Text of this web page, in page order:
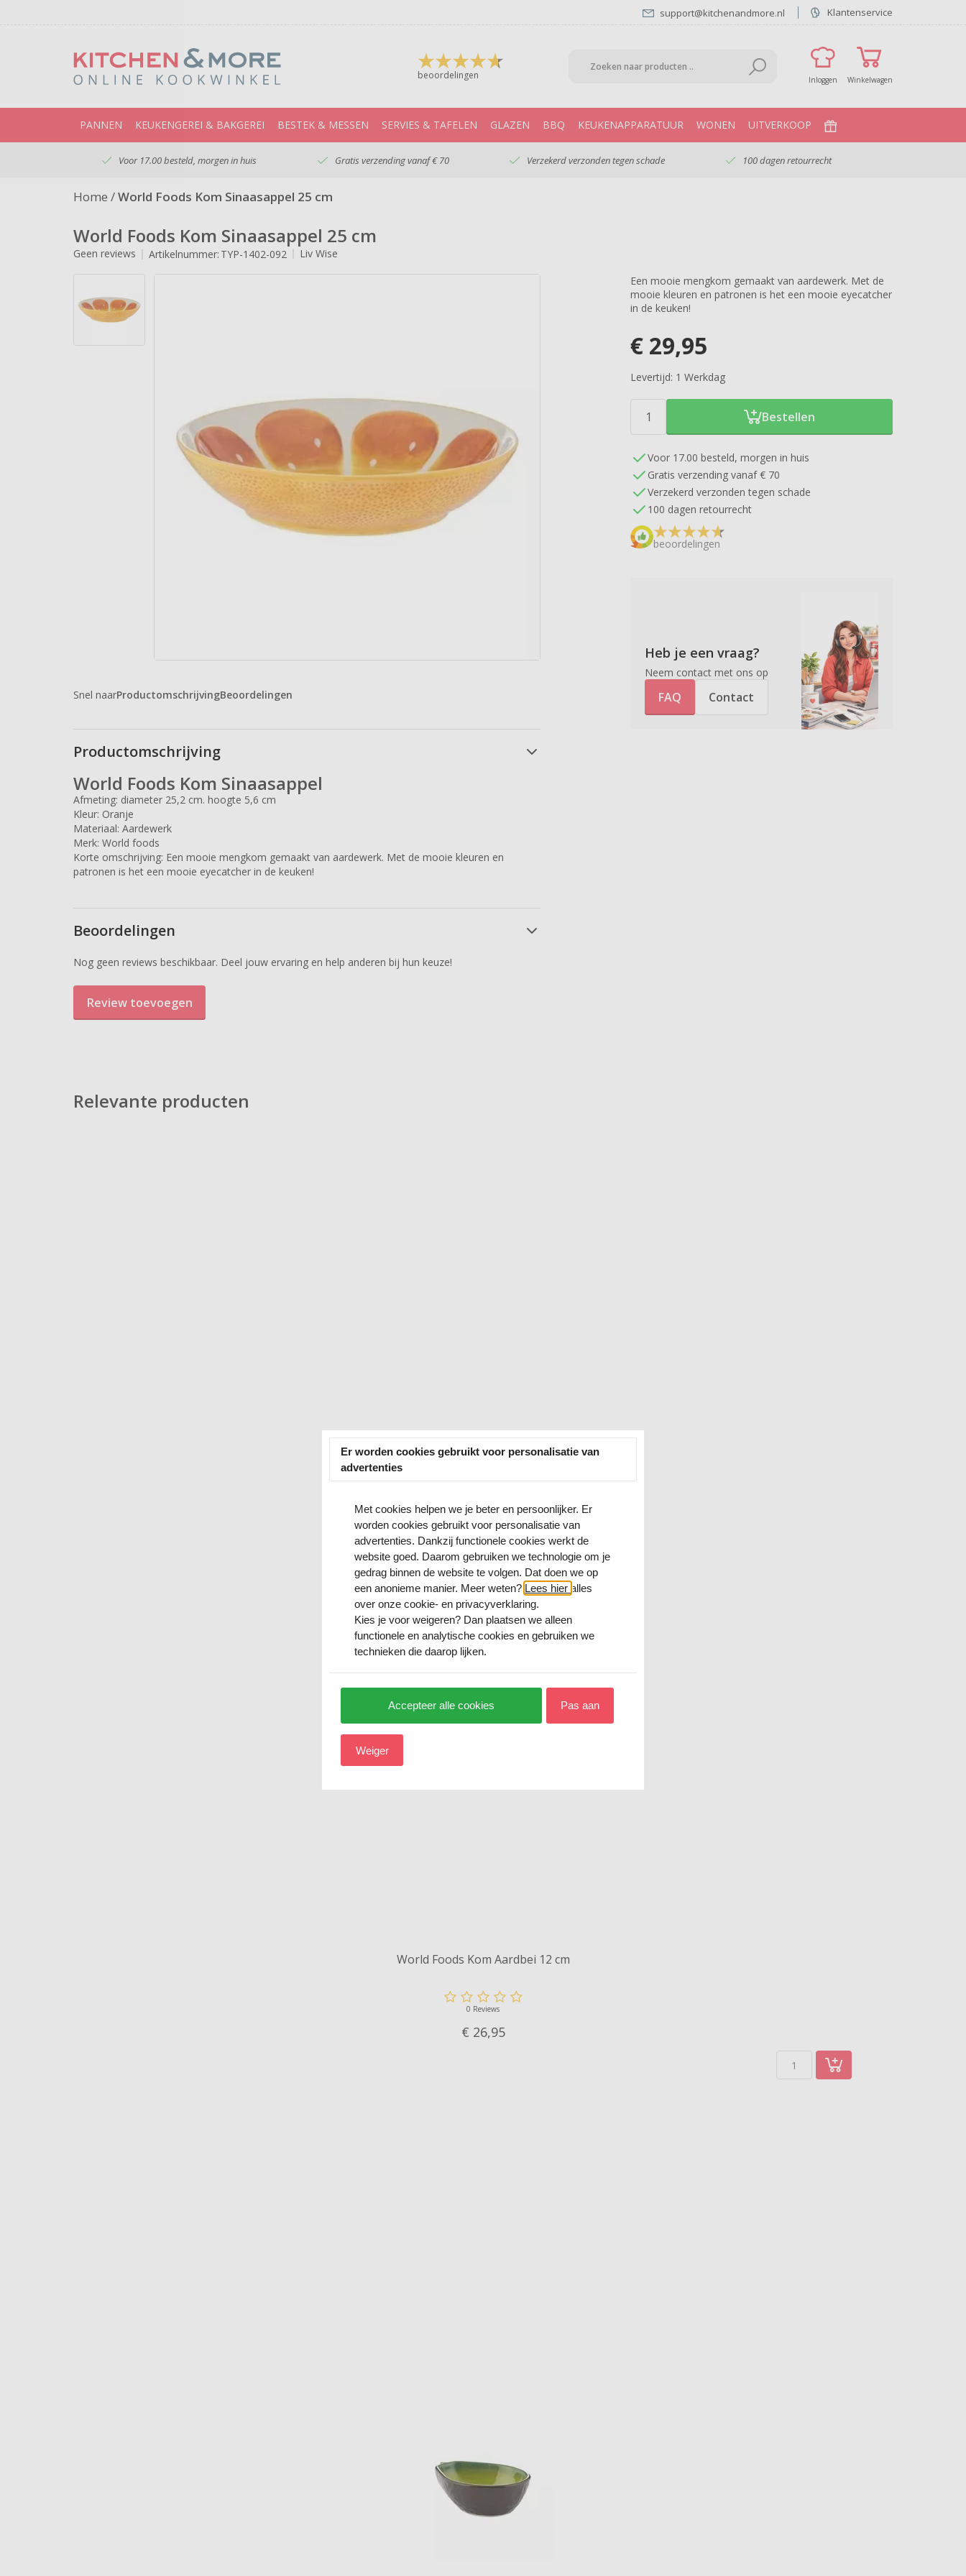
support@kitchenandmore.nl Klantenservice
beoordelingen Inloggen Winkelwagen
PANNEN KEUKENGEREI & BAKGEREI BESTEK & MESSEN SERVIES & TAFELEN GLAZEN BBQ KEUKENAPPARATUUR WONEN UITVERKOOP
Voor 17.00 besteld, morgen in huis Gratis verzending vanaf € 70 Verzekerd verzonden tegen schade 100 dagen retourrecht
Home /World Foods Kom Sinaasappel 25 cm
World Foods Kom Sinaasappel 25 cm
Geen reviews Artikelnummer: TYP-1402-092
Liv Wise
Een mooie mengkom gemaakt van aardewerk. Met de
mooie kleuren en patronen is het een mooie eyecatcher
in de keuken!
€ 29,95
Levertijd: 1 Werkdag
Bestellen
Voor 17.00 besteld, morgen in huis
Gratis verzending vanaf € 70
Verzekerd verzonden tegen schade
100 dagen retourrecht
beoordelingen
Heb je een vraag?
Neem contact met ons op
FAQ Contact
Snel naarProductomschrijvingBeoordelingen
Productomschrijving
World Foods Kom Sinaasappel
Afmeting: diameter 25,2 cm. hoogte 5,6 cm
Kleur: Oranje
Materiaal: Aardewerk
Merk: World foods
Korte omschrijving: Een mooie mengkom gemaakt van aardewerk. Met de mooie kleuren en
patronen is het een mooie eyecatcher in de keuken!
Beoordelingen
Nog geen reviews beschikbaar. Deel jouw ervaring en help anderen bij hun keuze!
Review toevoegen
Relevante producten
World Foods Kom Aardbei 12 cm
0 Reviews
€ 26,95
Er worden cookies gebruikt voor personalisatie van
advertenties
Met cookies helpen we je beter en persoonlijker. Er
worden cookies gebruikt voor personalisatie van
advertenties. Dankzij functionele cookies werkt de
website goed. Daarom gebruiken we technologie om je
gedrag binnen de website te volgen. Dat doen we op
een anonieme manier. Meer weten? Lees hier alles
over onze cookie- en privacyverklaring.
Kies je voorweigeren? Dan plaatsen we alleen
functionele en analytische cookies en gebruiken we
technieken die daarop lijken.
Accepteer alle cookies Pas aan
Weiger